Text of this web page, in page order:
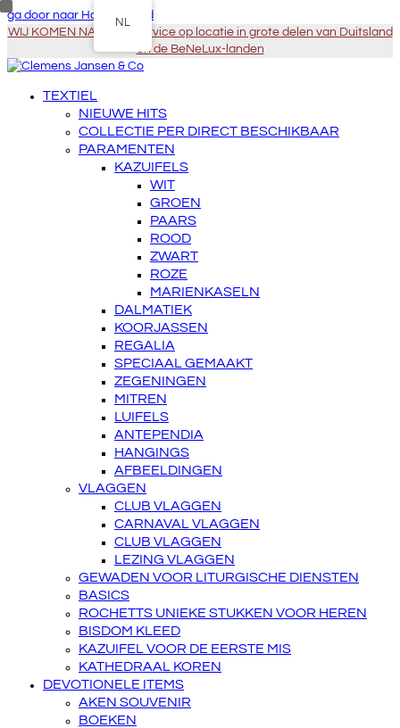
ga door naar Hoofdinhoud
WIJ KOMEN NAAR U - Service op locatie in grote delen van Duitsland
en de BeNeLux-landen
TEXTIEL
NIEUWE HITS
COLLECTIE PER DIRECT BESCHIKBAAR
PARAMENTEN
KAZUIFELS
WIT
GROEN
PAARS
ROOD
ZWART
ROZE
MARIENKASELN
DALMATIEK
KOORJASSEN
REGALIA
SPECIAAL GEMAAKT
ZEGENINGEN
MITREN
LUIFELS
ANTEPENDIA
HANGINGS
AFBEELDINGEN
VLAGGEN
CLUB VLAGGEN
CARNAVAL VLAGGEN
CLUB VLAGGEN
LEZING VLAGGEN
GEWADEN VOOR LITURGISCHE DIENSTEN
BASICS
ROCHETTS UNIEKE STUKKEN VOOR HEREN
BISDOM KLEED
KAZUIFEL VOOR DE EERSTE MIS
KATHEDRAAL KOREN
DEVOTIONELE ITEMS
AKEN SOUVENIR
BOEKEN
NL